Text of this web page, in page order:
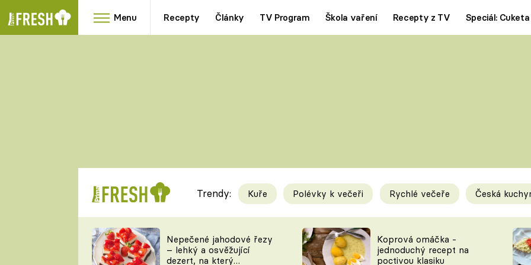
Menu Recepty Články TV Program Škola vaření Recepty z TV Speciál: Cuketa
RYCHLOVKY
Videorecepty
TEĎ VAŘÍ ŠÉF!
Tipy a triky
KAM ZA JÍDLEM
Trendy: Kuře Polévky k večeři Rychlé večeře Česká
Nepečené jahodové řezy
– lehký a osvěžující
dezert, na který
Koprová omáčka -
jednoduchý recept na
poctivou klasiku